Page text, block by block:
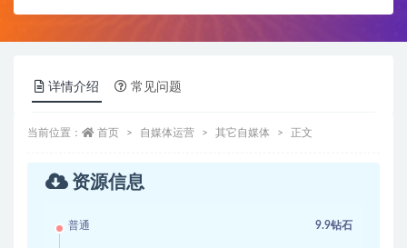
详情介绍 常见问题
当前位置： 首页 自媒体运营 其它自媒体 正文
资源信息
普通 9.9钻石